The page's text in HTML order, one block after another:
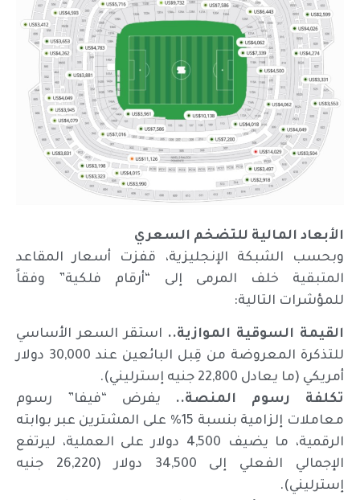
الأبعاد المالية للتضخم السعري
وبحسب الشبكة الإنجليزية، قفزت أسعار المقاعد
المتبقية خلف المرمى إلى “أرقام فلكية” وفقاً
للمؤشرات التالية:
القيمة السوقية الموازية.. استقر السعر الأساسي
للتذكرة المعروضة من قِبل البائعين عند 30,000 دولار
أمريكي (ما يعادل 22,800 جنيه إسترليني).
تكلفة رسوم المنصة.. يفرض “فيفا” رسوم
معاملات إلزامية بنسبة 15% على المشترين عبر بوابته
الرقمية، ما يضيف 4,500 دولار على العملية، ليرتفع
الإجمالي الفعلي إلى 34,500 دولار (26,220 جنيه
إسترليني).